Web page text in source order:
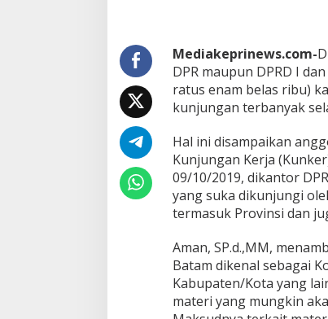
B
t
a
m
e
t
a
M
e
i
n
g
k
a
t
Mediakeprinews.com-
DPR maupun DPRD I
ratus enam belas ribu)
kunjungan terbanyak
Hal ini disampaikan
Kunjungan Kerja
09/10/2019, dikantor
yang suka dikunjungi
termasuk Provinsi dan
Aman, SP.d.,MM,
Batam dikenal sebagai
Kabupaten/Kota yang
materi yang mungkin